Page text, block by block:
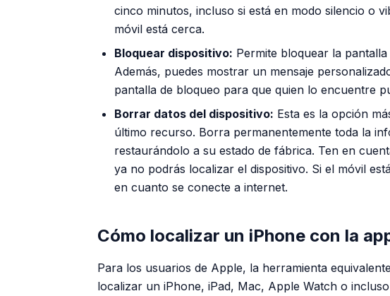
cinco minutos, incluso si está en modo silencio o
móvil está cerca.
Bloquear dispositivo: Permite bloquear la
Además, puedes mostrar un mensaje
pantalla de bloqueo para que quien lo encuentre
Borrar datos del dispositivo: Esta es la opción
último recurso. Borra permanentemente toda la
restaurándolo a su estado de fábrica. Ten en
ya no podrás localizar el dispositivo. Si el móvil
en cuanto se conecte a internet.
Cómo localizar un iPhone con la
Para los usuarios de Apple, la herramienta
localizar un iPhone, iPad, Mac, Apple Watch o